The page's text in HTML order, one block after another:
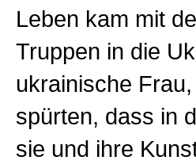
Leben kam mit
Truppen in die
ukrainische
spürten, dass in
sie und ihre